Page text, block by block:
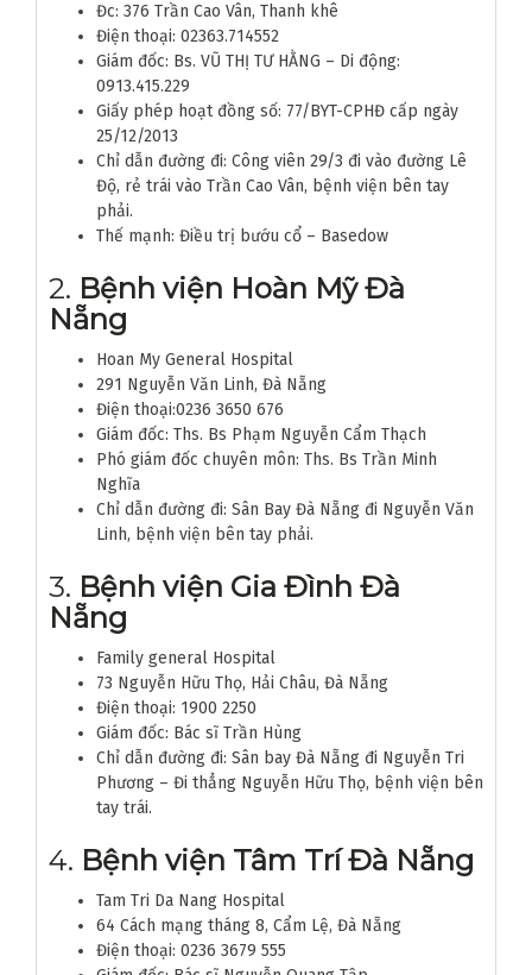
Đc: 376 Trần Cao Vân, Thanh khê
Điện thoại: 02363.714552
Giám đốc: Bs. VŨ THỊ TƯ HẰNG – Di động:
0913.415.229
Giấy phép hoạt đồng số: 77/BYT-CPHĐ cấp ngày
25/12/2013
Chỉ dẫn đường đi: Công viên 29/3 đi vào đường Lê
Độ, rẻ trái vào Trần Cao Vân, bệnh viện bên tay
phải.
Thế mạnh: Điều trị bướu cổ – Basedow
2. Bệnh viện Hoàn Mỹ Đà
Nẵng
Hoan My General Hospital
291 Nguyễn Văn Linh, Đà Nẵng
Điện thoại:0236 3650 676
Giám đốc: Ths. Bs Phạm Nguyễn Cẩm Thạch
Phó giám đốc chuyên môn: Ths. Bs Trần Minh
Nghĩa
Chỉ dẫn đường đi: Sân Bay Đà Nẵng đi Nguyễn Văn
Linh, bệnh viện bên tay phải.
3. Bệnh viện Gia Đình Đà
Nẵng
Family general Hospital
73 Nguyễn Hữu Thọ, Hải Châu, Đà Nẵng
Điện thoại: 1900 2250
Giám đốc: Bác sĩ Trần Hùng
Chỉ dẫn đường đi: Sân bay Đà Nẵng đi Nguyễn Tri
Phương – Đi thẳng Nguyễn Hữu Thọ, bệnh viện bên
tay trái.
4. Bệnh viện Tâm Trí Đà Nẵng
Tam Tri Da Nang Hospital
64 Cách mạng tháng 8, Cẩm Lệ, Đà Nẵng
Điện thoại: 0236 3679 555